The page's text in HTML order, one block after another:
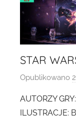
STAR
Opublikowano
AUTORZY
ILUSTRACJE: